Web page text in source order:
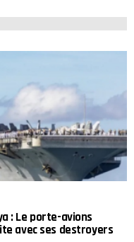
: Le porte-avions
avec ses destroyers